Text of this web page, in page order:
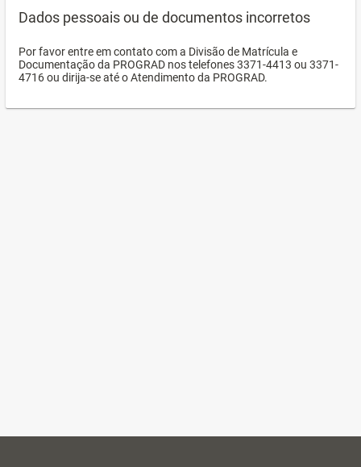
Dados pessoais ou de documentos incorretos
Por favor entre em contato com a Divisão de Matrícula e
Documentação da PROGRAD nos telefones 3371-4413 ou 3371-
4716 ou dirija-se até o Atendimento da PROGRAD.